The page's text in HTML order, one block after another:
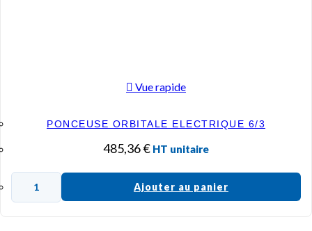
Vue rapide
PONCEUSE ORBITALE ELECTRIQUE 6/3
485,36€ HT unitaire
Ajouter au panier